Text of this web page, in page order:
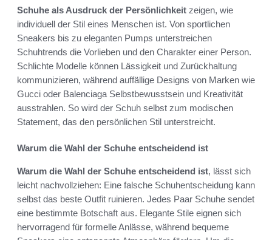
Schuhe als Ausdruck der Persönlichkeit zeigen, wie
individuell der Stil eines Menschen ist. Von sportlichen
Sneakers bis zu eleganten Pumps unterstreichen
Schuhtrends die Vorlieben und den Charakter einer Person.
Schlichte Modelle können Lässigkeit und Zurückhaltung
kommunizieren, während auffällige Designs von Marken wie
Gucci oder Balenciaga Selbstbewusstsein und Kreativität
ausstrahlen. So wird der Schuh selbst zum modischen
Statement, das den persönlichen Stil unterstreicht.
Warum die Wahl der Schuhe entscheidend ist
Warum die Wahl der Schuhe entscheidend ist, lässt sich
leicht nachvollziehen: Eine falsche Schuhentscheidung kann
selbst das beste Outfit ruinieren. Jedes Paar Schuhe sendet
eine bestimmte Botschaft aus. Elegante Stile eignen sich
hervorragend für formelle Anlässe, während bequeme